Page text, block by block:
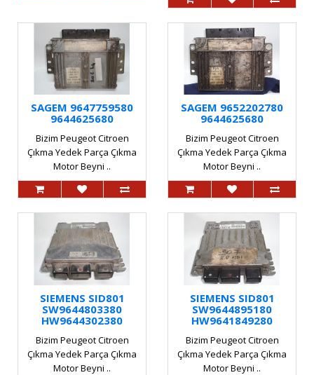
SAGEM 9647759580
9644625680
Bizim Peugeot Citroen
Çıkma Yedek Parça Çıkma
Motor Beyni ..
SAGEM 9652202780
9644625680
Bizim Peugeot Citroen
Çıkma Yedek Parça Çıkma
Motor Beyni ..
SIEMENS SID801
SW9644803380
HW9644302380
Bizim Peugeot Citroen
Çıkma Yedek Parça Çıkma
Motor Beyni ..
SIEMENS SID801
SW9644895180
HW9641849280
Bizim Peugeot Citroen
Çıkma Yedek Parça Çıkma
Motor Beyni ..